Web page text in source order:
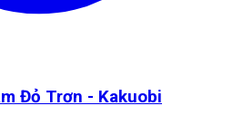
Đỏ Trơn - Kakuobi